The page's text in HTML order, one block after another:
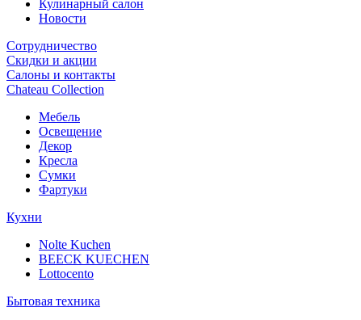
Кулинарный салон
Новости
Сотрудничество
Скидки и акции
Салоны и контакты
Chateau Collection
Мебель
Освещение
Декор
Кресла
Сумки
Фартуки
Кухни
Nolte Kuchen
BEECK KUECHEN
Lottocento
Бытовая техника